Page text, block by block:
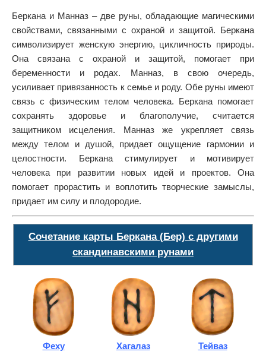
Беркана и Манназ – две руны, обладающие магическими
свойствами, связанными с охраной и защитой. Беркана
символизирует женскую энергию, цикличность природы.
Она связана с охраной и защитой, помогает при
беременности и родах. Манназ, в свою очередь,
усиливает привязанность к семье и роду. Обе руны имеют
связь с физическим телом человека. Беркана помогает
сохранять здоровье и благополучие, считается
защитником исцеления. Манназ же укрепляет связь
между телом и душой, придает ощущение гармонии и
целостности. Беркана стимулирует и мотивирует
человека при развитии новых идей и проектов. Она
помогает прорастить и воплотить творческие замыслы,
придает им силу и плодородие.
Сочетание карты Беркана (Бер) с другими
скандинавскими рунами
Феху Хагалаз Тейваз